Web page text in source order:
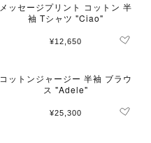
メッセージプリント コットン 半
袖 Tシャツ "Ciao"
¥12,650
コットンジャージー 半袖 ブラウ
ス "Adele"
¥25,300